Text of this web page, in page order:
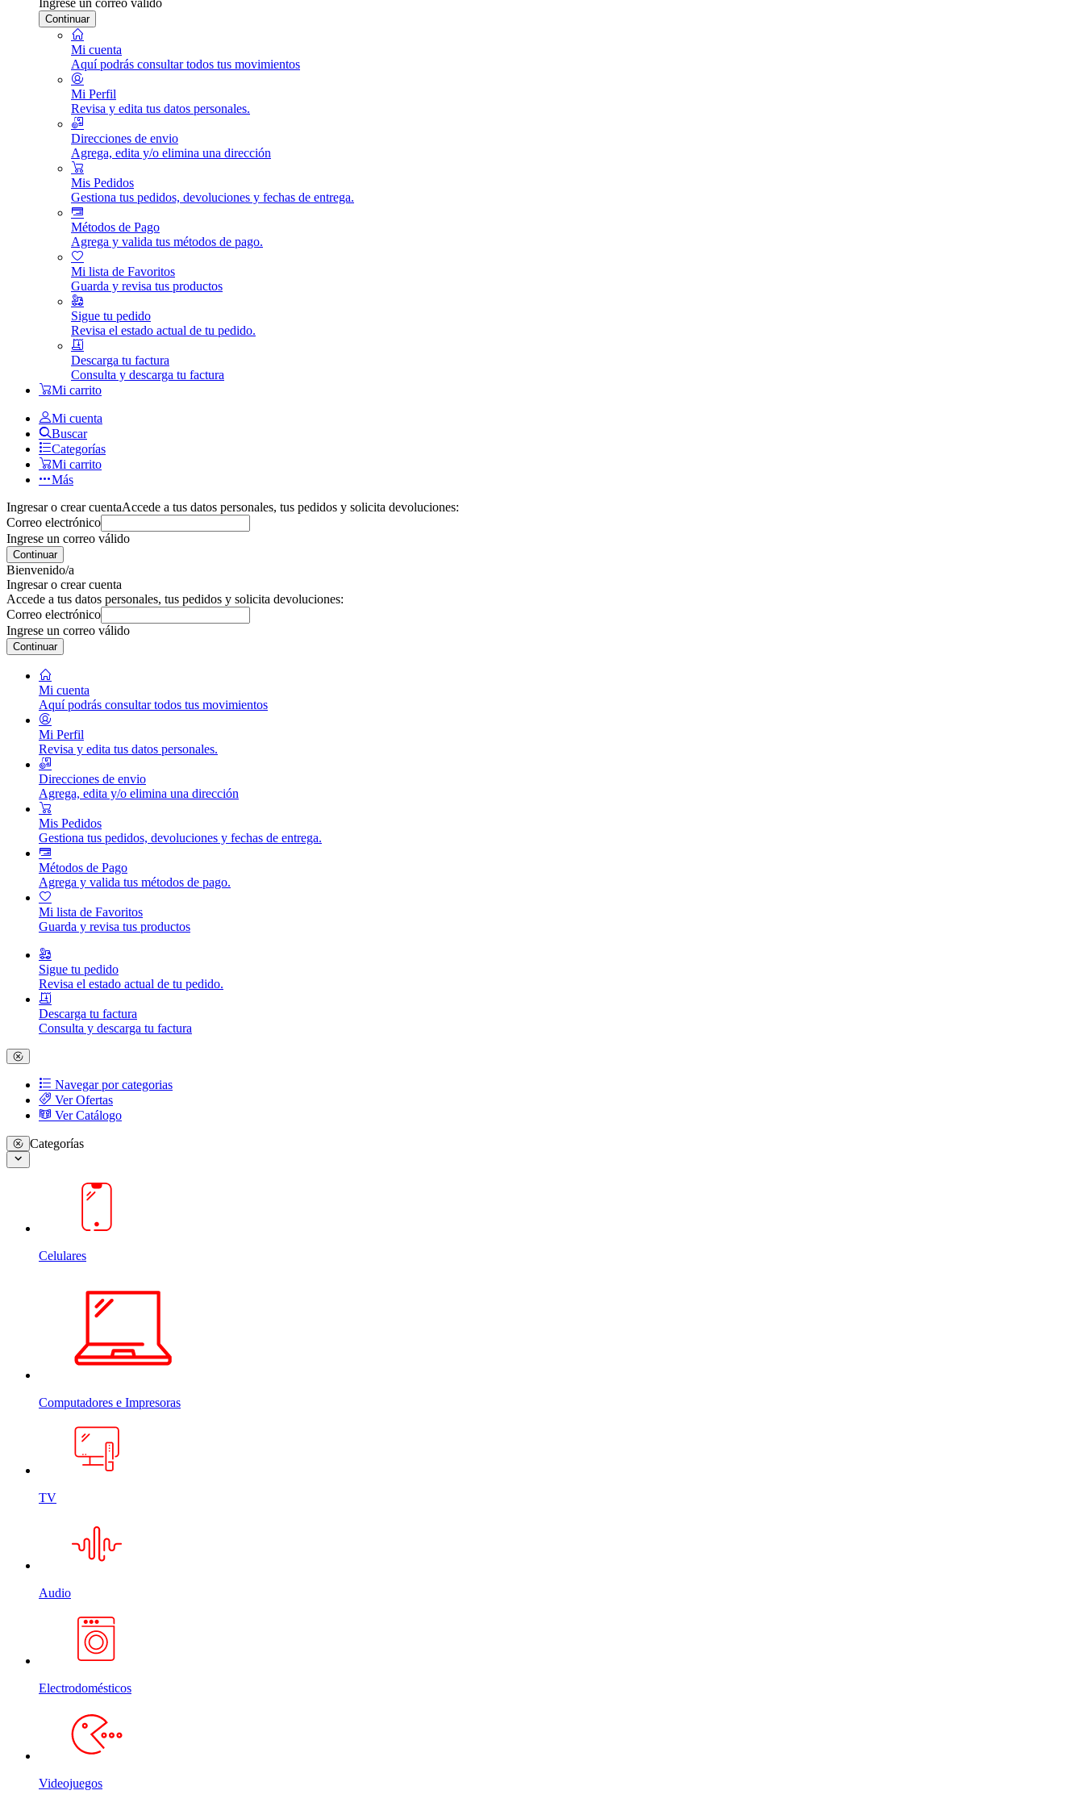
Continuar
Mi cuenta
Aquí podrás consultar todos tus movimientos
Mi Perfil
Revisa y edita tus datos personales.
Direcciones de envio
Agrega, edita y/o elimina una dirección
Mis Pedidos
Gestiona tus pedidos, devoluciones y fechas de entrega.
Métodos de Pago
Agrega y valida tus métodos de pago.
Mi lista de Favoritos
Guarda y revisa tus productos
Sigue tu pedido
Revisa el estado actual de tu pedido.
Descarga tu factura
Consulta y descarga tu factura
Mi carrito
Mi cuenta
Buscar
Categorías
Mi carrito
Más
Ingresar o crear cuentaAccede a tus datos personales, tus pedidos y solicita devoluciones:
Correo electrónico
Ingrese un correo válido
Continuar
Bienvenido/a
Ingresar o crear cuenta
Accede a tus datos personales, tus pedidos y solicita devoluciones:
Correo electrónico
Ingrese un correo válido
Continuar
Mi cuenta
Aquí podrás consultar todos tus movimientos
Mi Perfil
Revisa y edita tus datos personales.
Direcciones de envio
Agrega, edita y/o elimina una dirección
Mis Pedidos
Gestiona tus pedidos, devoluciones y fechas de entrega.
Métodos de Pago
Agrega y valida tus métodos de pago.
Mi lista de Favoritos
Guarda y revisa tus productos
Sigue tu pedido
Revisa el estado actual de tu pedido.
Descarga tu factura
Consulta y descarga tu factura
Navegar por categorias
Ver Ofertas
Ver Catálogo
Categorías
Celulares
Computadores e Impresoras
TV
Audio
Electrodomésticos
Videojuegos